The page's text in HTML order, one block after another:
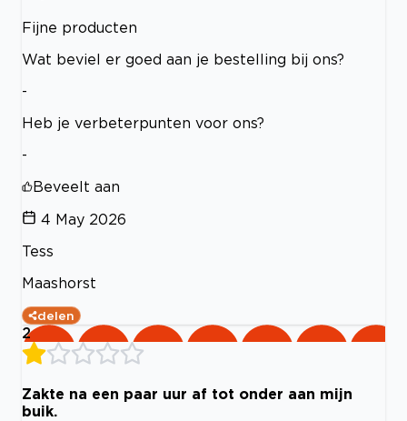
Fijne producten
Wat beviel er goed aan je bestelling bij ons?
-
Heb je verbeterpunten voor ons?
-
Beveelt aan
4 May 2026
Tess
Maashorst
delen
2
Zakte na een paar uur af tot onder aan mijn
buik.